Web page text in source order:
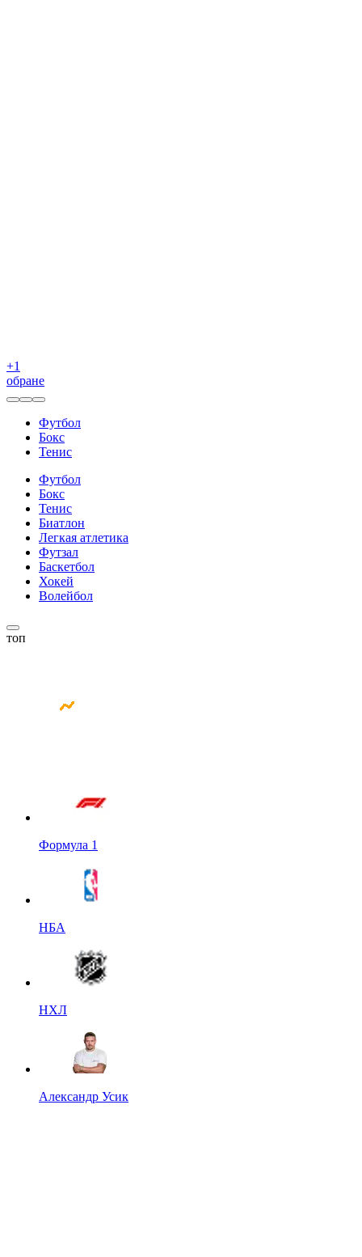
+1
обране
Футбол
Бокс
Тенис
Футбол
Бокс
Тенис
Биатлон
Легкая атлетика
Футзал
Баскетбол
Хокей
Волейбол
топ
Формула 1
НБА
НХЛ
Александр Усик